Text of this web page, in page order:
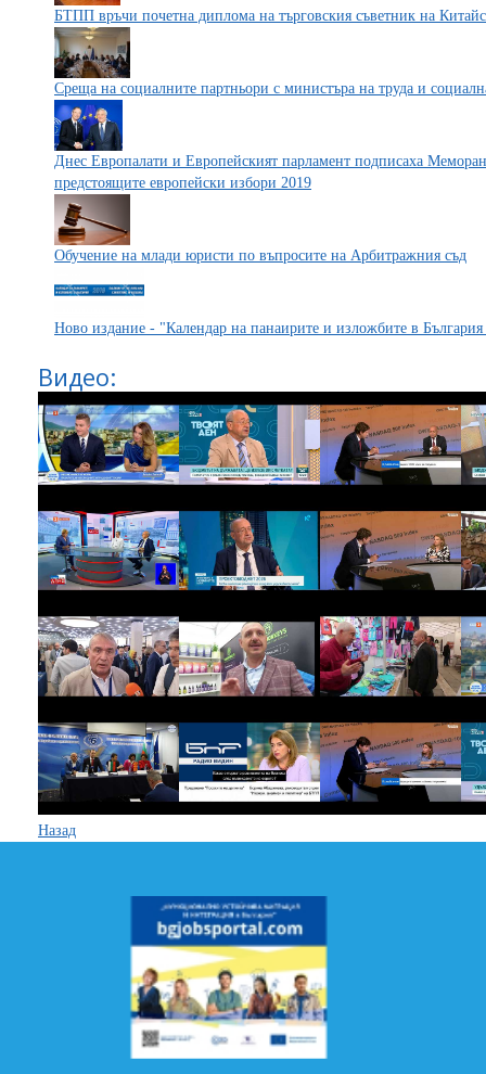
БТПП връчи почетна диплома на търговския съветник на
Среща на социалните партньори с министъра на труда и
Днес Европалати и Европейският парламент подписаха
предстоящите европейски избори 2019
Обучение на млади юристи по въпросите на Арбитражния съд
Ново издание - "Календар на панаирите и изложбите в България
Видео:
Назад